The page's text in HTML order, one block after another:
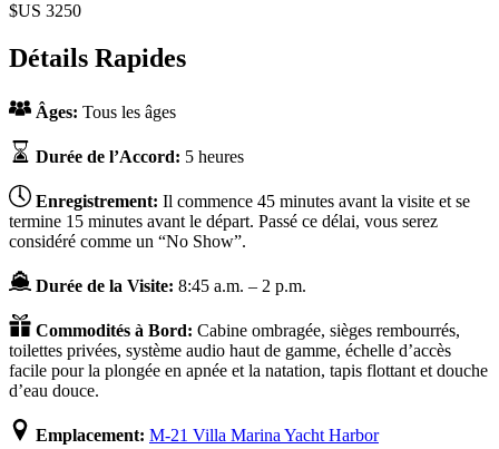
$US 3250
Détails Rapides
Âges: Tous les âges
Durée de l’Accord: 5 heures
Enregistrement: Il commence 45 minutes avant la visite et se
termine 15 minutes avant le départ. Passé ce délai, vous serez
considéré comme un “No Show”.
Durée de la Visite: 8:45 a.m. – 2 p.m.
Commodités à Bord: Cabine ombragée, sièges rembourrés,
toilettes privées, système audio haut de gamme, échelle d’accès
facile pour la plongée en apnée et la natation, tapis flottant et douche
d’eau douce.
Emplacement: M-21 Villa Marina Yacht Harbor